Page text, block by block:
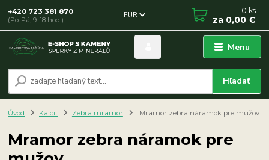
Menu
EUR
Hľadať
+420 723 381 870
(Po-Pá, 9-18 hod.)
0 ks
za 0,00 €
Úvod Kalcit Zebra mramor Mramor zebra náramok pre mužov
Mramor zebra náramok pre